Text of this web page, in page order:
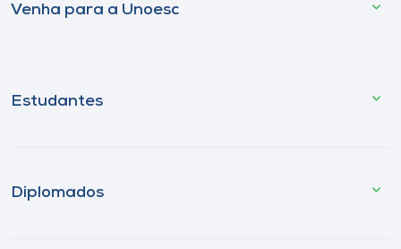
Venha para a Unoesc
Estudantes
Diplomados